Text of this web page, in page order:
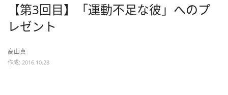
【第3回目】「運動不足な彼」へのプ
レゼント
高山真
作成: 2016.10.28